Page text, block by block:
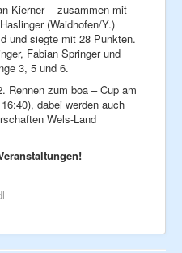
Kierner - zusammen mit
(Waidhofen/Y.)
und siegte mit 28 Punkten.
Fabian Springer und
3, 5 und 6.
Rennen zum boa – Cup am
dabei werden auch
Wels-Land